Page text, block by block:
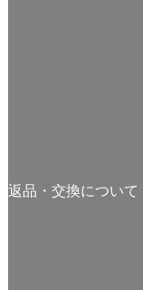
返品・交換について